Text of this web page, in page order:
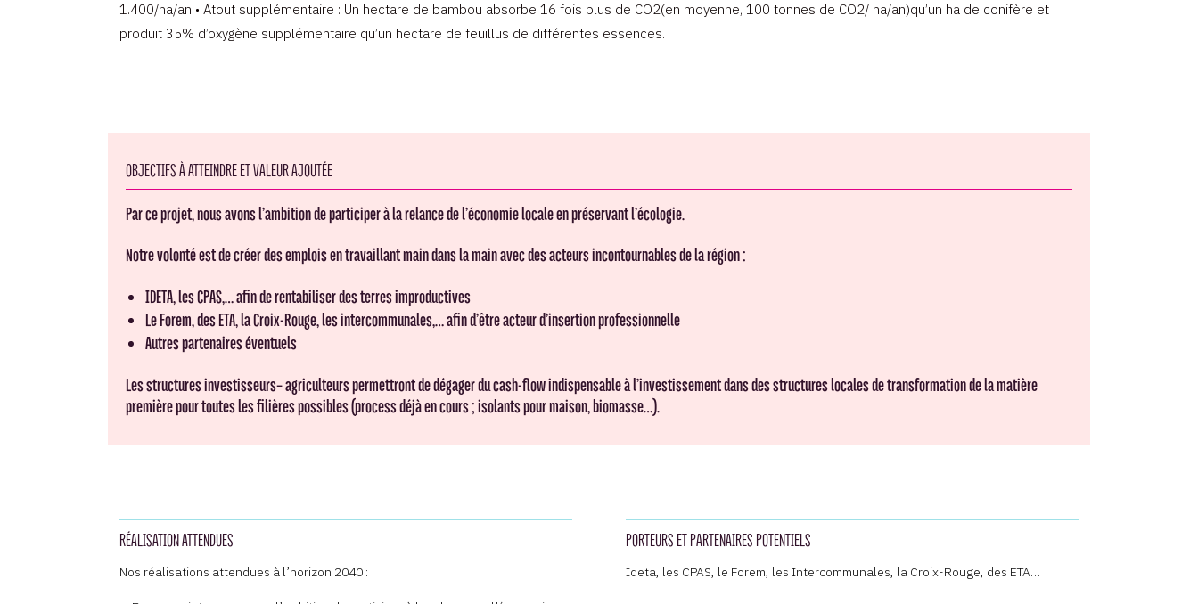
1.400/ha/an • Atout supplémentaire : Un hectare de bambou absorbe 16 fois plus de CO2(en moyenne, 100 tonnes de CO2/ ha/an)qu’un ha de conifère et
produit 35% d’oxygène supplémentaire qu’un hectare de feuillus de différentes essences.
OBJECTIFS À ATTEINDRE ET VALEUR AJOUTÉE
Par ce projet, nous avons l’ambition de participer à la relance de l’économie locale en préservant l’écologie.
Notre volonté est de créer des emplois en travaillant main dans la main avec des acteurs incontournables de la région :
IDETA, les CPAS,… afin de rentabiliser des terres improductives
Le Forem, des ETA, la Croix-Rouge, les intercommunales,… afin d’être acteur d’insertion professionnelle
Autres partenaires éventuels
Les structures investisseurs– agriculteurs permettront de dégager du cash-flow indispensable à l’investissement dans des structures locales de transformation de la matière
première pour toutes les filières possibles (process déjà en cours ; isolants pour maison, biomasse…).
RÉALISATION ATTENDUES
Nos réalisations attendues à l’horizon 2040 :
PORTEURS ET PARTENAIRES POTENTIELS
Ideta, les CPAS, le Forem, les Intercommunales, la Croix-Rouge, des ETA…